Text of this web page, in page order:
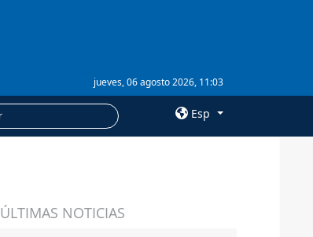
jueves, 06 agosto 2026, 11:03
Esp
Suscripción
ÚLTIMAS NOTICIAS